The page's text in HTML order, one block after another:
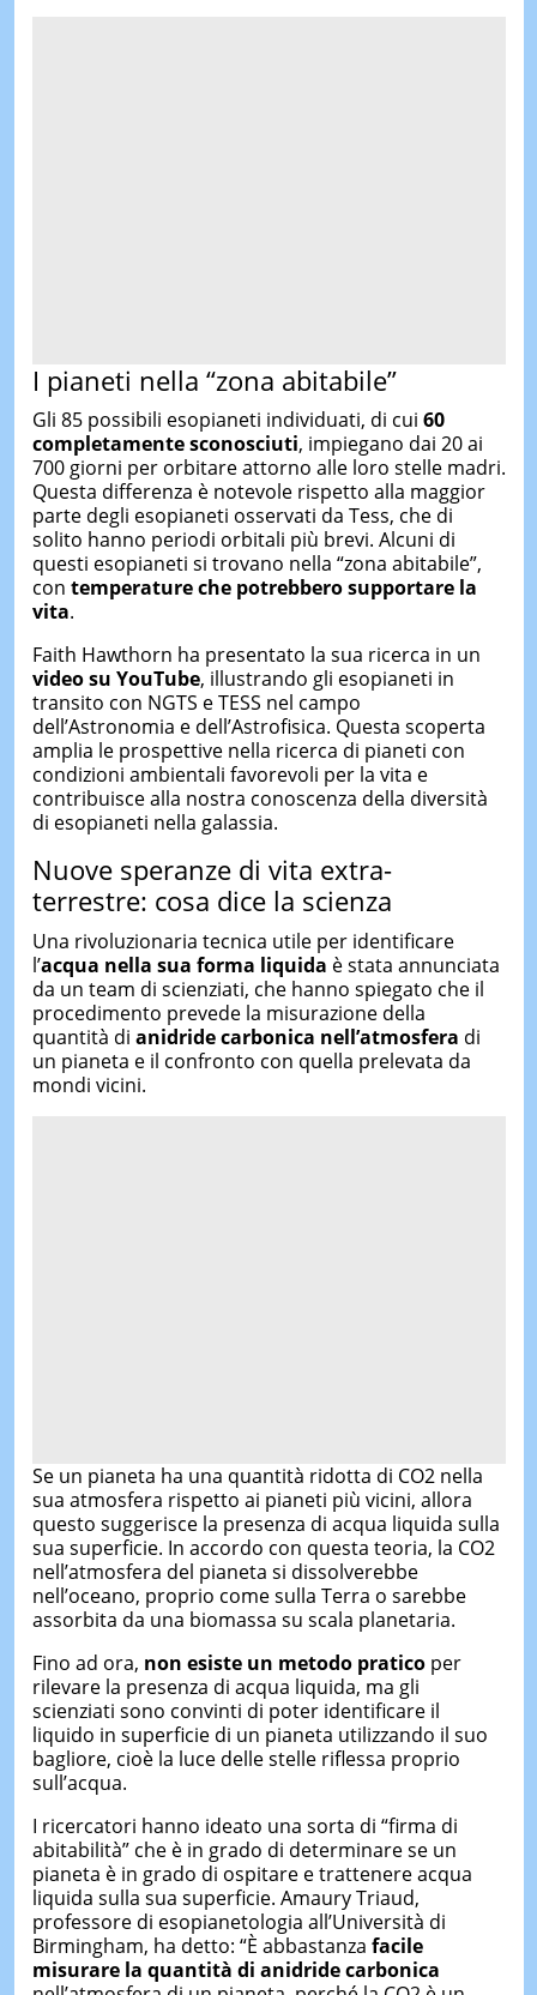
I pianeti nella “zona abitabile”
Gli 85 possibili esopianeti individuati, di cui 60
completamente sconosciuti, impiegano dai 20 ai
700 giorni per orbitare attorno alle loro stelle madri.
Questa differenza è notevole rispetto alla maggior
parte degli esopianeti osservati da Tess, che di
solito hanno periodi orbitali più brevi. Alcuni di
questi esopianeti si trovano nella “zona abitabile”,
con temperature che potrebbero supportare la
vita.
Faith Hawthorn ha presentato la sua ricerca in un
video su YouTube, illustrando gli esopianeti in
transito con NGTS e TESS nel campo
dell’Astronomia e dell’Astrofisica. Questa scoperta
amplia le prospettive nella ricerca di pianeti con
condizioni ambientali favorevoli per la vita e
contribuisce alla nostra conoscenza della diversità
di esopianeti nella galassia.
Nuove speranze di vita extra-
terrestre: cosa dice la scienza
Una rivoluzionaria tecnica utile per identificare
l’acqua nella sua forma liquida è stata annunciata
da un team di scienziati, che hanno spiegato che il
procedimento prevede la misurazione della
quantità di anidride carbonica nell’atmosfera di
un pianeta e il confronto con quella prelevata da
mondi vicini.
Se un pianeta ha una quantità ridotta di CO2 nella
sua atmosfera rispetto ai pianeti più vicini, allora
questo suggerisce la presenza di acqua liquida sulla
sua superficie. In accordo con questa teoria, la CO2
nell’atmosfera del pianeta si dissolverebbe
nell’oceano, proprio come sulla Terra o sarebbe
assorbita da una biomassa su scala planetaria.
Fino ad ora, non esiste un metodo praticoper
rilevare la presenza di acqua liquida, ma gli
scienziati sono convinti di poter identificare il
liquido in superficie di un pianeta utilizzando il suo
bagliore, cioè la luce delle stelle riflessa proprio
sull’acqua.
I ricercatori hanno ideato una sorta di “firma di
abitabilità” che è in grado di determinare se un
pianeta è in grado di ospitare e trattenere acqua
liquida sulla sua superficie. Amaury Triaud,
professore di esopianetologia all’Università di
Birmingham, ha detto: “È abbastanza facile
misurare la quantità di anidride carbonica